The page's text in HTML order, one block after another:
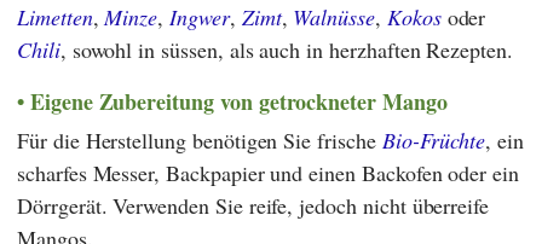
Limetten,Minze,Ingwer, Zimt, Walnüsse, Kokosoder
Chili, sowohl in süssen, als auch in herzhaften Rezepten.
Eigene Zubereitung von getrockneter Mango
Für die Herstellung benötigen Sie frische Bio-Früchte, ein
scharfes Messer, Backpapier und einen Backofen oder ein
Dörrgerät. Verwenden Sie reife, jedoch nicht überreife